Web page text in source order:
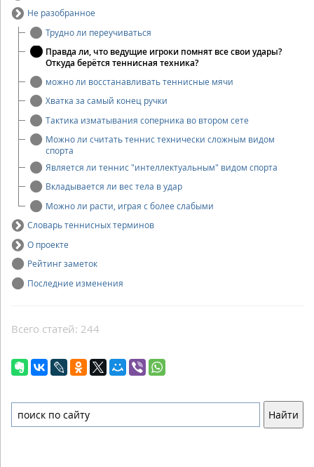
Не разобранное
Трудно ли переучиваться
Правда ли, что ведущие игроки помнят все свои удары?
Откуда берётся теннисная техника?
можно ли восстанавливать теннисные мячи
Хватка за самый конец ручки
Тактика изматывания соперника во втором сете
Можно ли считать теннис технически сложным видом
спорта
Является ли теннис "интеллектуальным" видом спорта
Вкладывается ли вес тела в удар
Можно ли расти, играя с более слабыми
Словарь теннисных терминов
О проекте
Рейтинг заметок
Последние изменения
Всего статей: 244